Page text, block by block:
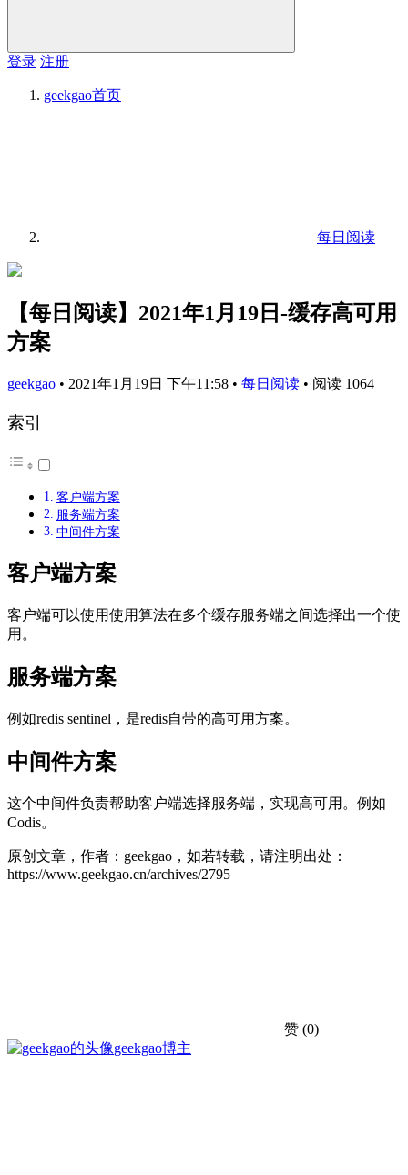
登录 注册
geekgao首页
每日阅读
【每日阅读】2021年1月19日-缓存高可用
方案
geekgao • 2021年1月19日 下午11:58 • 每日阅读 • 阅读 1064
索引
客户端方案
服务端方案
中间件方案
客户端方案
客户端可以使用使用算法在多个缓存服务端之间选择出一个使
用。
服务端方案
例如redis sentinel，是redis自带的高可用方案。
中间件方案
这个中间件负责帮助客户端选择服务端，实现高可用。例如
Codis。
原创文章，作者：geekgao，如若转载，请注明出处：
https://www.geekgao.cn/archives/2795
赞 (0)
geekgao博主